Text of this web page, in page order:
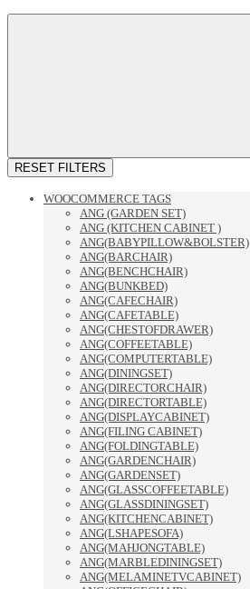
RESET FILTERS
WOOCOMMERCE TAGS
ANG (GARDEN SET)
ANG (KITCHEN CABINET )
ANG(BABYPILLOW&BOLSTER)
ANG(BARCHAIR)
ANG(BENCHCHAIR)
ANG(BUNKBED)
ANG(CAFECHAIR)
ANG(CAFETABLE)
ANG(CHESTOFDRAWER)
ANG(COFFEETABLE)
ANG(COMPUTERTABLE)
ANG(DININGSET)
ANG(DIRECTORCHAIR)
ANG(DIRECTORTABLE)
ANG(DISPLAYCABINET)
ANG(FILING CABINET)
ANG(FOLDINGTABLE)
ANG(GARDENCHAIR)
ANG(GARDENSET)
ANG(GLASSCOFFEETABLE)
ANG(GLASSDININGSET)
ANG(KITCHENCABINET)
ANG(LSHAPESOFA)
ANG(MAHJONGTABLE)
ANG(MARBLEDININGSET)
ANG(MELAMINETVCABINET)